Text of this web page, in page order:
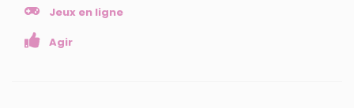
Jeux en ligne
Agir
Collectivités
Mesures réglementaires